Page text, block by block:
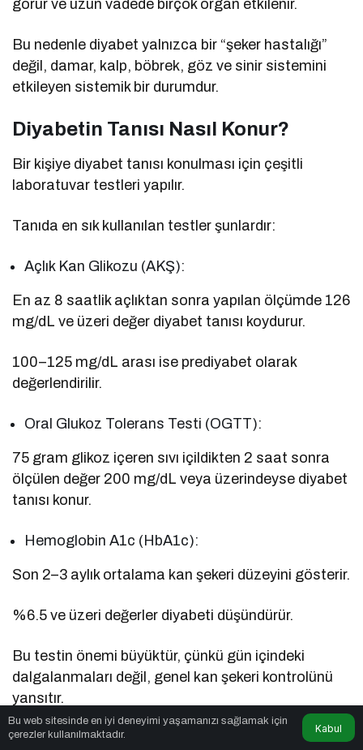
görür ve uzun vadede birçok organ etkilenir.
Bu nedenle diyabet yalnızca bir “şeker hastalığı”
değil, damar, kalp, böbrek, göz ve sinir sistemini
etkileyen sistemik bir durumdur.
Diyabetin Tanısı Nasıl Konur?
Bir kişiye diyabet tanısı konulması için çeşitli
laboratuvar testleri yapılır.
Tanıda en sık kullanılan testler şunlardır:
Açlık Kan Glikozu (AKŞ):
En az 8 saatlik açlıktan sonra yapılan ölçümde 126
mg/dL ve üzeri değer diyabet tanısı koydurur.
100–125 mg/dL arası ise prediyabet olarak
değerlendirilir.
Oral Glukoz Tolerans Testi (OGTT):
75 gram glikoz içeren sıvı içildikten 2 saat sonra
ölçülen değer 200 mg/dL veya üzerindeyse diyabet
tanısı konur.
Hemoglobin A1c (HbA1c):
Son 2–3 aylık ortalama kan şekeri düzeyini gösterir.
%6.5 ve üzeri değerler diyabeti düşündürür.
Bu testin önemi büyüktür, çünkü gün içindeki
dalgalanmaları değil, genel kan şekeri kontrolünü
yansıtır.
Diyabet tanısı konulan her bireyin mutlaka bir
Bu web sitesinde en iyi deneyimi yaşamanızı sağlamak için
çerezler kullanılmaktadır.
Kabul